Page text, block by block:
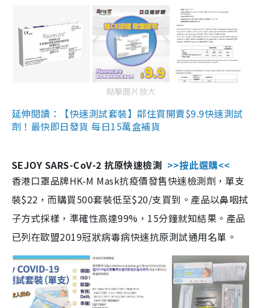
點擊圖片放大
延伸閱讀：【快速測試套裝】鄰住買開賣$9.9快速測試
劑！最快即日發貨 每日15萬盒補貨
SEJOY SARS-CoV-2 抗原快速檢測 >>按此選購<<
香港口罩品牌HK-M Mask抗疫價發售快速檢測劑，單支
裝$22，而購買500套裝低至$20/支買到。產品以鼻咽拭
子方式採樣，準確性高達99%，15分鐘就知結果。產品
已列在歐盟2019冠狀病毒病快速抗原測試通用名單。